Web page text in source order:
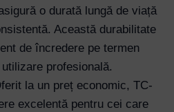
o durată lungă de viață
Această durabilitate
de încredere pe termen
profesională.
la un preț economic, TC-
excelentă pentru cei care